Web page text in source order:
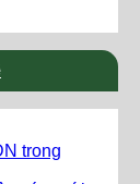
trong